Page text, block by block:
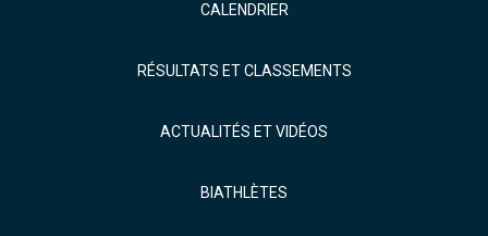
CALENDRIER
RÉSULTATS ET CLASSEMENTS
ACTUALITÉS ET VIDÉOS
BIATHLÈTES